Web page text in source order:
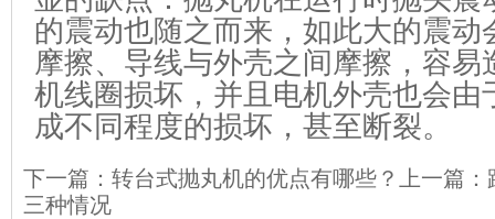
的震动也随之而来，如此大的震动
摩擦、导线与外壳之间摩擦，容易
机线圈损坏，并且电机外壳也会由
成不同程度的损坏，甚至断裂。
下一篇： 转台式抛丸机的优点有哪些？ 上一篇：
三种情况